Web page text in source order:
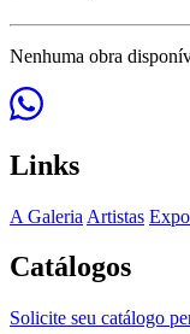
Nenhuma obra
Links
A Galeria Artistas
Catálogos
Solicite seu catálogo